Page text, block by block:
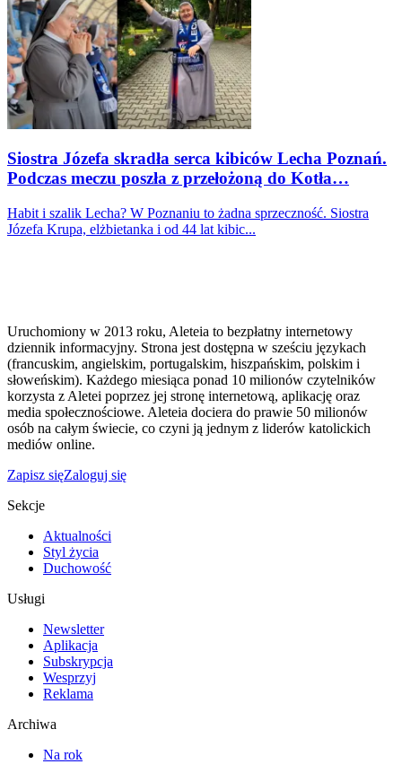
Siostra Józefa skradła serca kibiców Lecha Poznań.
Podczas meczu poszła z przełożoną do Kotła…
Habit i szalik Lecha? W Poznaniu to żadna sprzeczność. Siostra
Józefa Krupa, elżbietanka i od 44 lat kibic...
Uruchomiony w 2013 roku, Aleteia to bezpłatny internetowy
dziennik informacyjny. Strona jest dostępna w sześciu językach
(francuskim, angielskim, portugalskim, hiszpańskim, polskim i
słoweńskim). Każdego miesiąca ponad 10 milionów czytelników
korzysta z Aletei poprzez jej stronę internetową, aplikację oraz
media społecznościowe. Aleteia dociera do prawie 50 milionów
osób na całym świecie, co czyni ją jednym z liderów katolickich
mediów online.
Zapisz sięZaloguj się
Sekcje
Aktualności
Styl życia
Duchowość
Usługi
Newsletter
Aplikacja
Subskrypcja
Wesprzyj
Reklama
Archiwa
Na rok